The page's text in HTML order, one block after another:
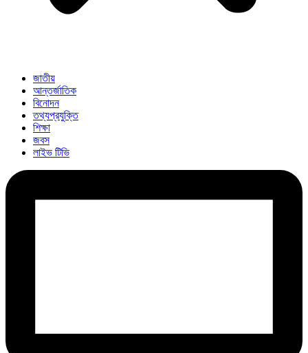
জাতীয়
আন্তর্জাতিক
বিনোদন
তথ্যপ্রযুক্তি
শিক্ষা
জবস
লাইভ টিভি